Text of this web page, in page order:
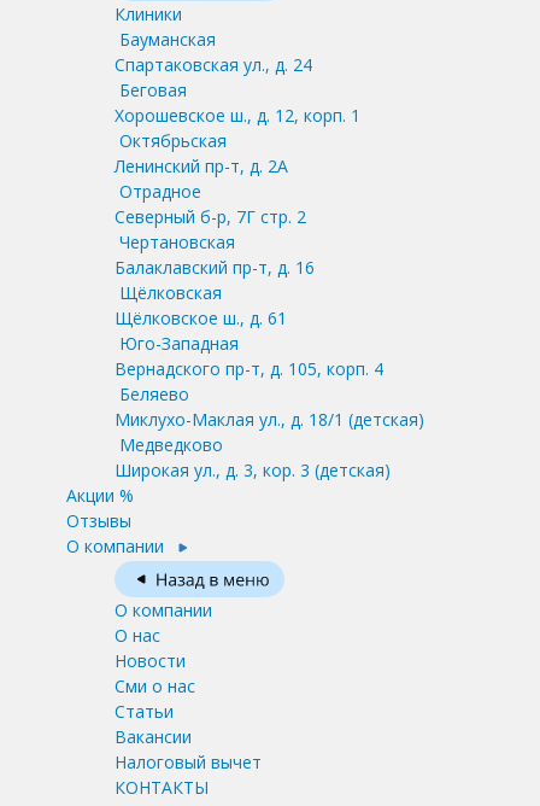
Клиники
Бауманская
Спартаковская ул., д. 24
Беговая
Хорошевское ш., д. 12, корп. 1
Октябрьская
Ленинский пр-т, д. 2А
Отрадное
Северный б-р, 7Г стр. 2
Чертановская
Балаклавский пр-т, д. 16
Щёлковская
Щёлковское ш., д. 61
Юго-Западная
Вернадского пр-т, д. 105, корп. 4
Беляево
Миклухо-Маклая ул., д. 18/1 (детская)
Медведково
Широкая ул., д. 3, кор. 3 (детская)
Акции %
Отзывы
О компании
О компании
О нас
Новости
Сми о нас
Статьи
Вакансии
Налоговый вычет
КОНТАКТЫ